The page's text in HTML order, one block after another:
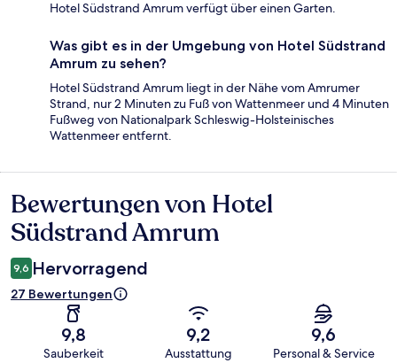
Hotel Südstrand Amrum verfügt über einen Garten.
Was gibt es in der Umgebung von Hotel Südstrand
Amrum zu sehen?
Hotel Südstrand Amrum liegt in der Nähe vom Amrumer
Strand, nur 2 Minuten zu Fuß von Wattenmeer und 4 Minuten
Fußweg von Nationalpark Schleswig-Holsteinisches
Wattenmeer entfernt.
Bewertungen
Bewertungen von Hotel
Südstrand Amrum
9,6 Hervorragend
27 Bewertungen
9,8
Sauberkeit
9,2
Ausstattung
9,6
Personal & Service